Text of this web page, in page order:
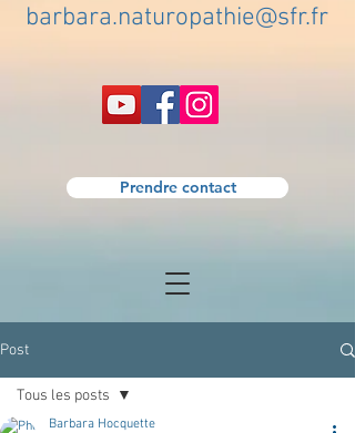
barbara.naturopathie@sfr.fr
Prendre contact
Post
Tous les posts
Barbara Hocquette